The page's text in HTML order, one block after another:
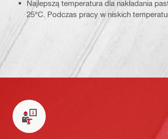
Najlepszą temperatura dla nakładania
25°C. Podczas pracy w niskich